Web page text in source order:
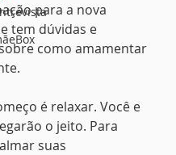
para a nova
tem dúvidas e
como amamentar
é relaxar. Você e
o jeito. Para
suas